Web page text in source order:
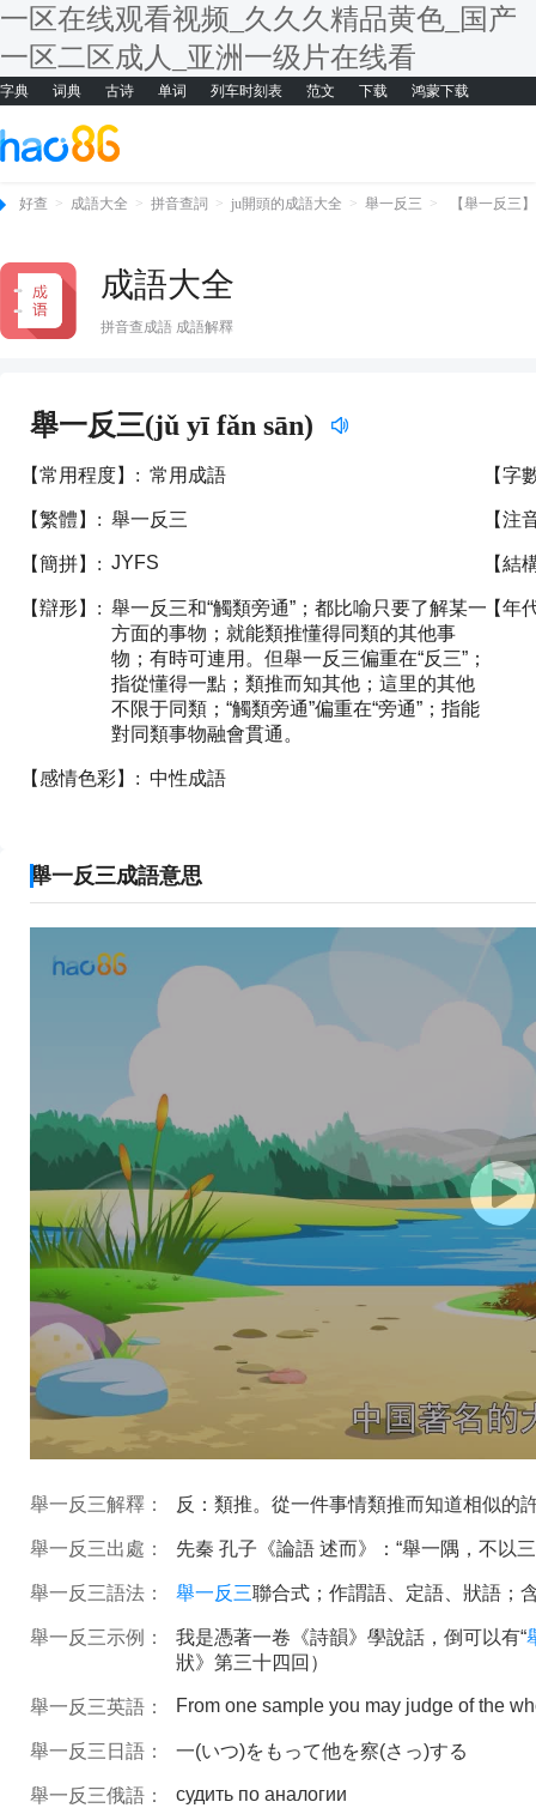
一区在线观看视频_久久久精品黄色_国产
一区二区成人_亚洲一级片在线看
字典 词典 古诗 单词 列车时刻表 范文 下载 鸿蒙下载
好查 > 成語大全 > 拼音查詞 > ju開頭的成語大全 > 舉一反三 > 【舉一反三
成語大全
拼音查成語 成語解釋
舉一反三(jǔ yī fǎn sān)
【常用程度】: 常用成語 【字
【繁體】: 舉一反三 【注
【簡拼】: JYFS 【結
【辯形】: 舉一反三和“觸類旁通”；都比喻只要了解某一
方面的事物；就能類推懂得同類的其他事
物；有時可連用。但舉一反三偏重在“反三”；
指從懂得一點；類推而知其他；這里的其他
不限于同類；“觸類旁通”偏重在“旁通”；指能
對同類事物融會貫通。
【年
【感情色彩】: 中性成語
舉一反三成語意思
舉一反三解釋： 反：類推。從一件事情類推而知道相似的
舉一反三出處： 先秦 孔子《論語 述而》：“舉一隅，不以
舉一反三語法： 舉一反三聯合式；作謂語、定語、狀語；
舉一反三示例： 我是憑著一卷《詩韻》學說話，倒可以有“
狀》第三十四回）
舉一反三英語： From one sample you may judge of the
舉一反三日語： 一(いつ)をもって他を察(さっ)する
舉一反三俄語： судить по аналогии